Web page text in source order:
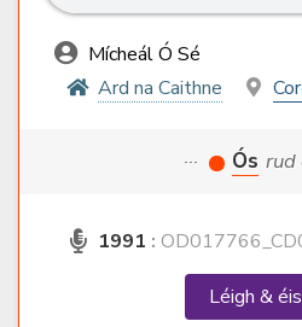
Mícheál Ó Sé
Ard na Caithne
··· Ós rud
1991 :
Léigh &